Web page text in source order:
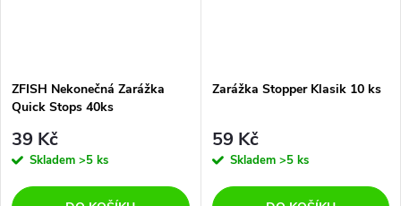
ZFISH Nekonečná Zarážka
Quick Stops 40ks
39 Kč
Skladem >5 ks
Zarážka Stopper Klasik 10 ks
59 Kč
Skladem >5 ks